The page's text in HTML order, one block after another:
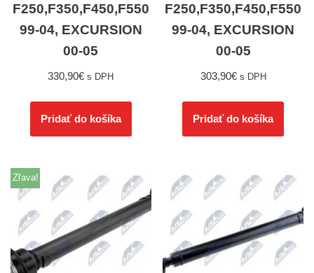
F250,F350,F450,F550
99-04, EXCURSION
00-05
330,90€ s DPH
Pridať do košíka
F250,F350,F450,F550
99-04, EXCURSION
00-05
303,90€ s DPH
Pridať do košíka
Zľava!